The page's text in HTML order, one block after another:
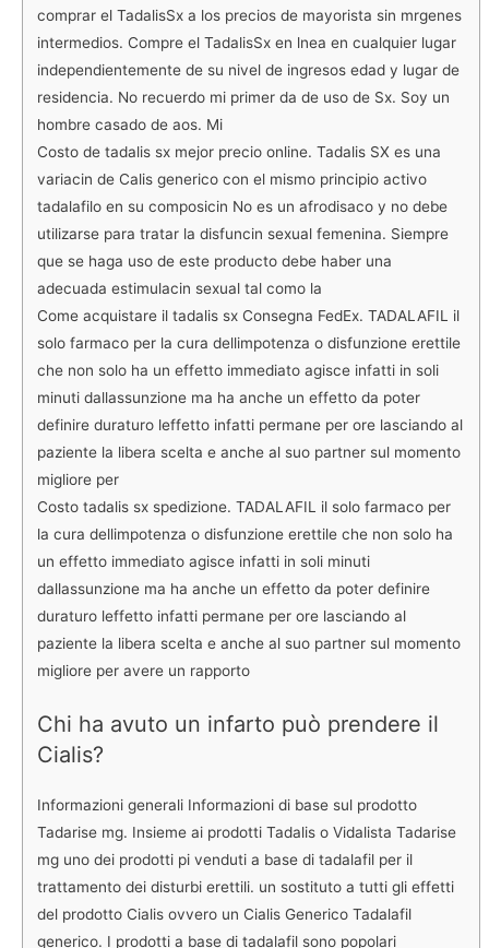
comprar el TadalisSx a los precios de mayorista sin mrgenes
intermedios. Compre el TadalisSx en lnea en cualquier lugar
independientemente de su nivel de ingresos edad y lugar de
residencia. No recuerdo mi primer da de uso de Sx. Soy un
hombre casado de aos. Mi
Costo de tadalis sx mejor precio online. Tadalis SX es una
variacin de Calis generico con el mismo principio activo
tadalafilo en su composicin No es un afrodisaco y no debe
utilizarse para tratar la disfuncin sexual femenina. Siempre
que se haga uso de este producto debe haber una
adecuada estimulacin sexual tal como la
Come acquistare il tadalis sx Consegna FedEx. TADALAFIL il
solo farmaco per la cura dellimpotenza o disfunzione erettile
che non solo ha un effetto immediato agisce infatti in soli
minuti dallassunzione ma ha anche un effetto da poter
definire duraturo leffetto infatti permane per ore lasciando al
paziente la libera scelta e anche al suo partner sul momento
migliore per
Costo tadalis sx spedizione. TADALAFIL il solo farmaco per
la cura dellimpotenza o disfunzione erettile che non solo ha
un effetto immediato agisce infatti in soli minuti
dallassunzione ma ha anche un effetto da poter definire
duraturo leffetto infatti permane per ore lasciando al
paziente la libera scelta e anche al suo partner sul momento
migliore per avere un rapporto
Chi ha avuto un infarto può prendere il
Cialis?
Informazioni generali Informazioni di base sul prodotto
Tadarise mg. Insieme ai prodotti Tadalis o Vidalista Tadarise
mg uno dei prodotti pi venduti a base di tadalafil per il
trattamento dei disturbi erettili. un sostituto a tutti gli effetti
del prodotto Cialis ovvero un Cialis Generico Tadalafil
generico. I prodotti a base di tadalafil sono popolari